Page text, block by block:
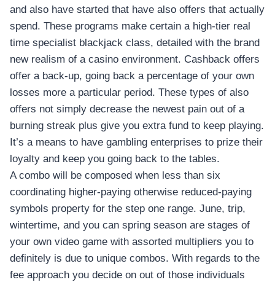
and also have started that have also offers that actually
spend. These programs make certain a high-tier real
time specialist blackjack class, detailed with the brand
new realism of a casino environment. Cashback offers
offer a back-up, going back a percentage of your own
losses more a particular period. These types of also
offers not simply decrease the newest pain out of a
burning streak plus give you extra fund to keep playing.
It’s a means to have gambling enterprises to prize their
loyalty and keep you going back to the tables.
A combo will be composed when less than six
coordinating higher-paying otherwise reduced-paying
symbols property for the step one range. June, trip,
wintertime, and you can spring season are stages of
your own video game with assorted multipliers you to
definitely is due to unique combos. With regards to the
fee approach you decide on out of those individuals